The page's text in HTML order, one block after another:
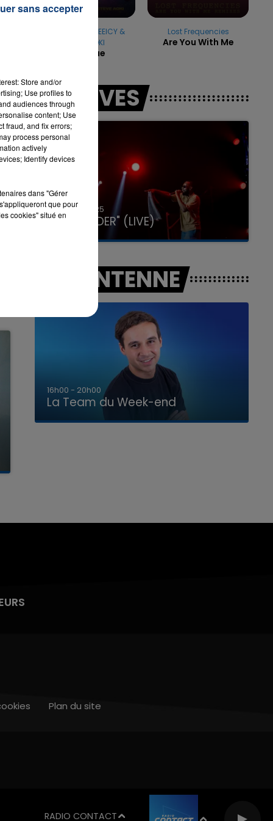
FARRUKO & GREEICY &
STEVE AOKI
Yapaque
Lost Frequencies
Are You With Me
LES LIVES
31 janvier 2025
GIMS "SPIDER" (LIVE)
A L'ANTENNE
7h00 - 12h00
La Team du Week-end
RADIO CONTACT
Plan du site
Store and/or
Use profiles to
audiences through
content; Use
fraud, and fix errors;
process personal
actively
Identify devices
dans "Gérer
que pour
cookies" situé en
sans accepter